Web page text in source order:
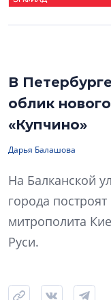
В
облик
«Купчино»
Дарья Балашова
На Балканской
города
митрополита
Руси.